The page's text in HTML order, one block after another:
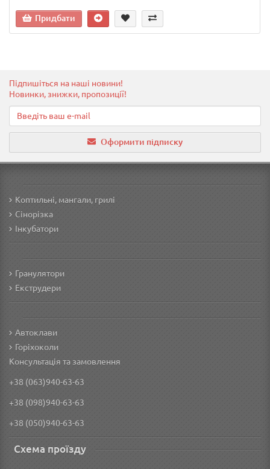
Придбати
Підпишіться на наші новини!
Новинки, знижки, пропозиції!
Оформити підписку
Коптильні, мангали, грилі
Сінорізка
Інкубатори
Гранулятори
Екструдери
Автоклави
Горіхоколи
Консультація та замовлення
+38 (063)940-63-63
+38 (098)940-63-63
+38 (050)940-63-63
Схема проїзду